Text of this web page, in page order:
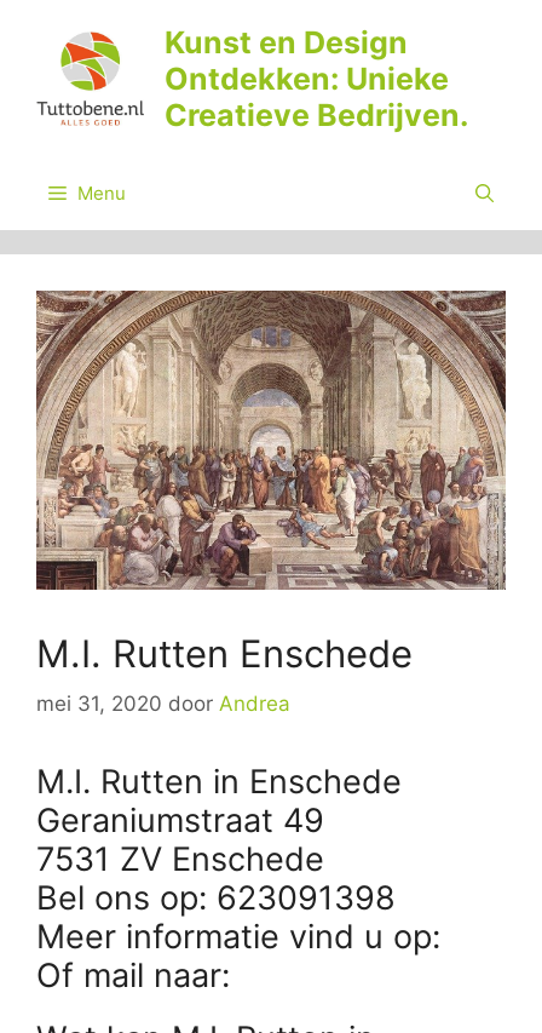
inhoud
Kunst en Design
Ontdekken: Unieke
Creatieve Bedrijven.
Menu
M.I. Rutten Enschede
mei 31, 2020 door Andrea
M.I. Rutten in Enschede
Geraniumstraat 49
7531 ZV Enschede
Bel ons op: 623091398
Meer informatie vind u op:
Of mail naar: